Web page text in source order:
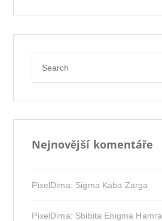
Nejnovější komentáře
PixelDima: Sigma Kaba Zarga
PixelDima: Sbibita Enigma Hamra